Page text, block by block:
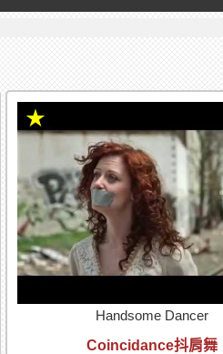
Handsome Dancer
Coincidance抖肩舞
★